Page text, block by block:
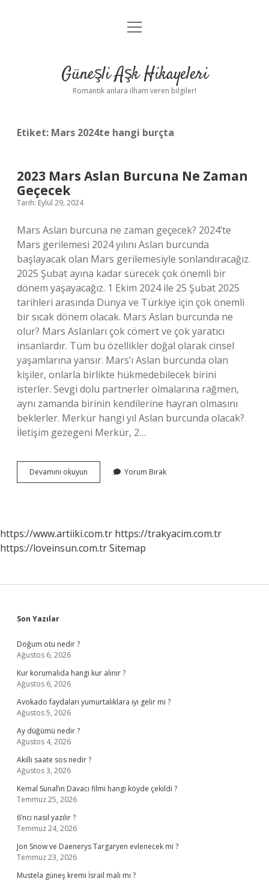
Anasayfa
Yasal Uyarı
menüyü
Güneşli Aşk Hikayeleri
Romantik anlara ilham veren bilgiler!
Etiket: Mars 2024te hangi burçta
2023 Mars Aslan Burcuna Ne Zaman
Geçecek
Tarih: Eylül 29, 2024
Mars Aslan burcuna ne zaman geçecek? 2024’te
Mars gerilemesi 2024 yılını Aslan burcunda
başlayacak olan Mars gerilemesiyle sonlandıracağız.
2025 Şubat ayına kadar sürecek çok önemli bir
dönem yaşayacağız. 1 Ekim 2024 ile 25 Şubat 2025
tarihleri ​​arasında Dünya ve Türkiye için çok önemli
bir sıcak dönem olacak. Mars Aslan burcunda ne
olur? Mars Aslanları çok cömert ve çok yaratıcı
insanlardır. Tüm bu özellikler doğal olarak cinsel
yaşamlarına yansır. Mars’ı Aslan burcunda olan
kişiler, onlarla birlikte hükmedebilecek birini
isterler. Sevgi dolu partnerler olmalarına rağmen,
aynı zamanda birinin kendilerine hayran olmasını
beklerler. Merkür hangi yıl Aslan burcunda olacak?
İletişim gezegeni Merkür, 2…
Devamını okuyun
Mars
Geçecek
Yorum Bırak
https://www.artiiki.com.tr https://trakyacim.com.tr
https://loveinsun.com.trSitemap
Sidebar
Son Yazılar
Doğum otu nedir ?
Ağustos 6, 2026
Kur korumalıda hangi kur alınır ?
Ağustos 6, 2026
Avokado faydaları yumurtalıklara iyi gelir mi ?
Ağustos 5, 2026
Ay düğümü nedir ?
Ağustos 4, 2026
Akıllı saate sos nedir ?
Ağustos 3, 2026
Kemal Sunal’ın Davacı filmi hangi köyde çekildi ?
Temmuz 25, 2026
6’ncı nasıl yazılır ?
Temmuz 24, 2026
Jon Snow ve Daenerys Targaryen evlenecek mi ?
Temmuz 23, 2026
Mustela güneş kremi İsrail malı mı ?